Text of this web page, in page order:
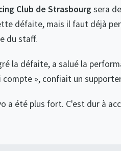
Club de Strasbourg sera
défaite, mais il faut déjà
du staff.
la défaite, a salué la
», confiait un
a été plus fort. C'est dur à